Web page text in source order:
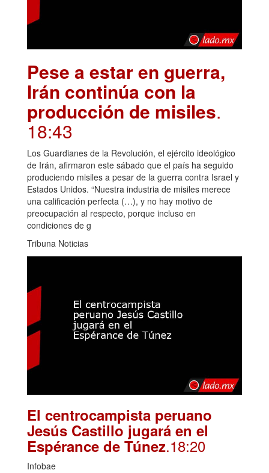
Pese a estar en guerra,
Irán continúa con la
producción de misiles.
18:43
Los Guardianes de la Revolución, el ejército ideológico
de Irán, afirmaron este sábado que el país ha seguido
produciendo misiles a pesar de la guerra contra Israel y
Estados Unidos. “Nuestra industria de misiles merece
una calificación perfecta (…), y no hay motivo de
preocupación al respecto, porque incluso en
condiciones de g
Tribuna Noticias
El centrocampista peruano
Jesús Castillo jugará en el
Espérance de Túnez.18:20
Infobae